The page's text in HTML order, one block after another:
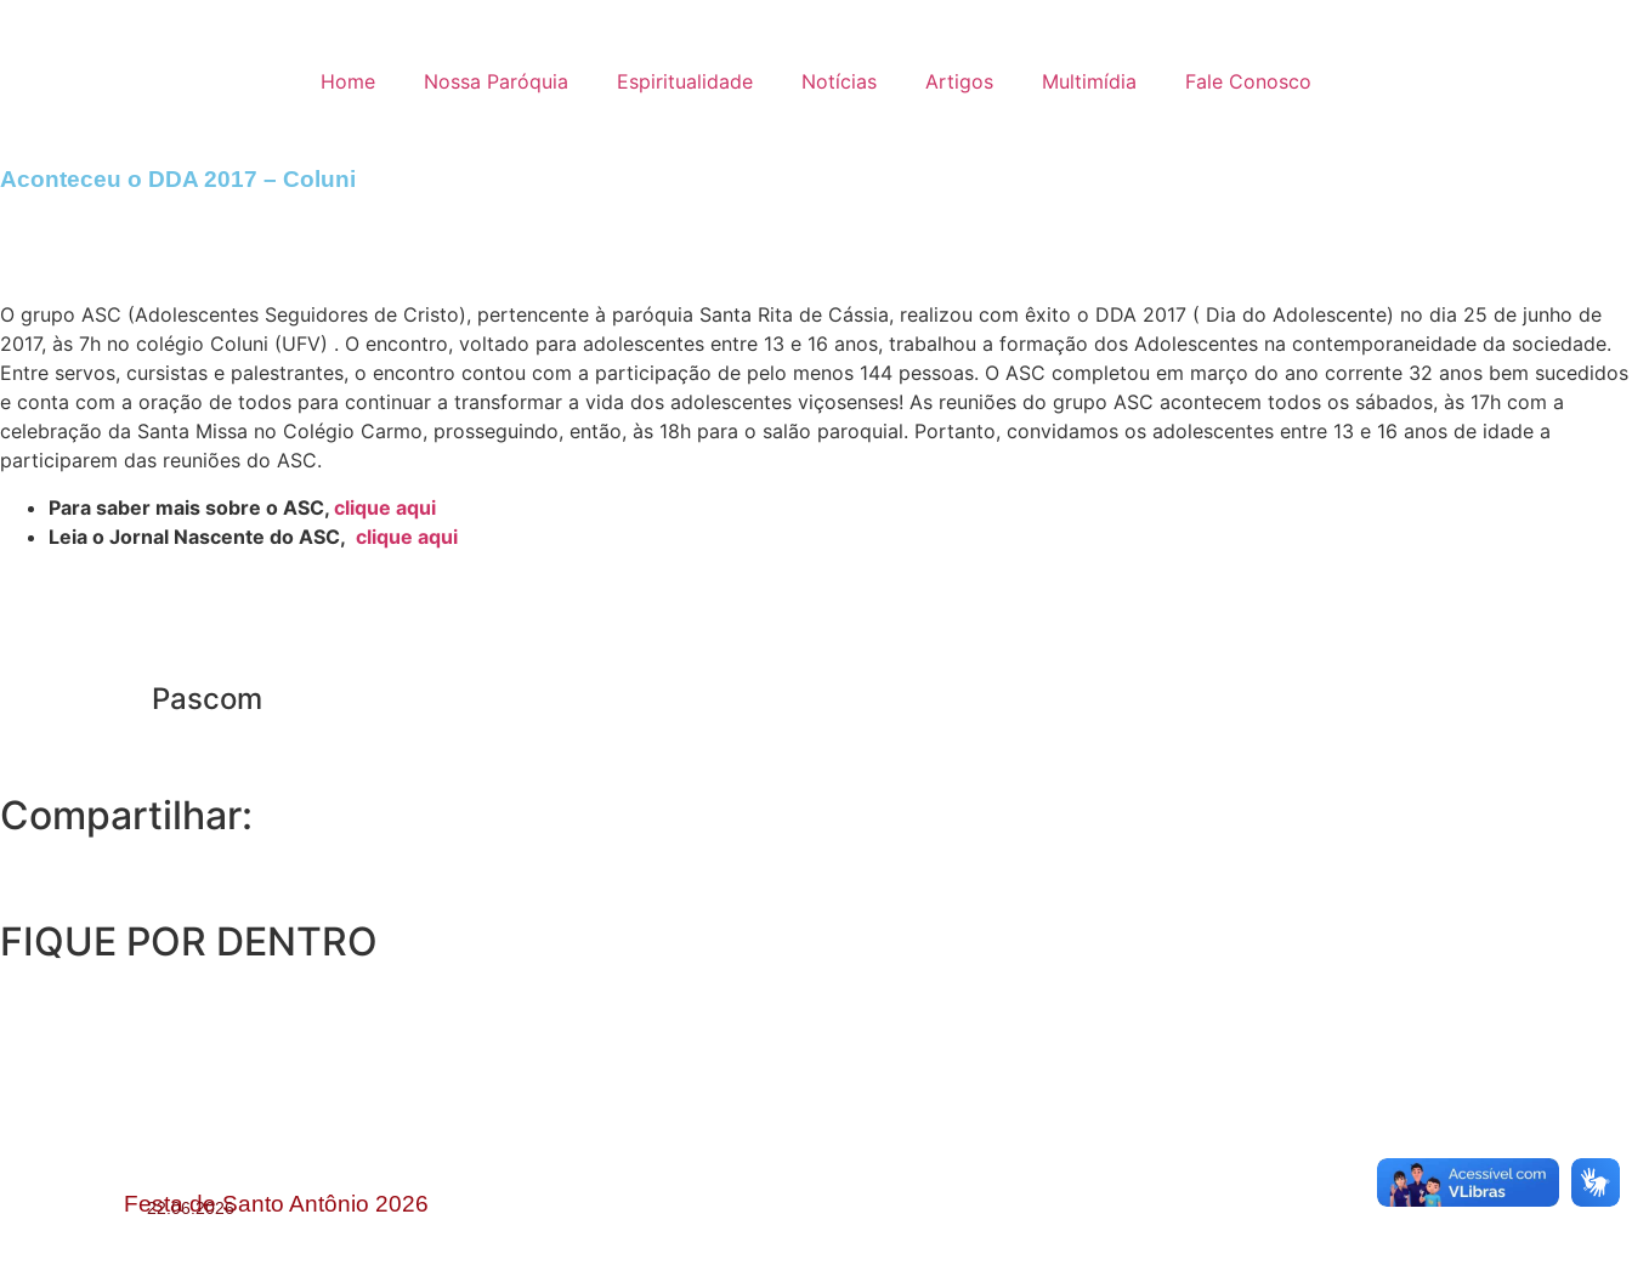
Home Nossa Paróquia Espiritualidade Notícias Artigos Multimídia Fale Conosco
Aconteceu o DDA 2017 – Coluni
O grupo ASC (Adolescentes Seguidores de Cristo), pertencente à paróquia Santa Rita de Cássia, realizou com êxito o DDA 2017 ( Dia do Adolescente) no dia 25 de junho de
2017, às 7h no colégio Coluni (UFV) . O encontro, voltado para adolescentes entre 13 e 16 anos, trabalhou a formação dos Adolescentes na contemporaneidade da sociedade.
Entre servos, cursistas e palestrantes, o encontro contou com a participação de pelo menos 144 pessoas. O ASC completou em março do ano corrente 32 anos bem sucedidos
e conta com a oração de todos para continuar a transformar a vida dos adolescentes viçosenses! As reuniões do grupo ASC acontecem todos os sábados, às 17h com a
celebração da Santa Missa no Colégio Carmo, prosseguindo, então, às 18h para o salão paroquial. Portanto, convidamos os adolescentes entre 13 e 16 anos de idade a
participarem das reuniões do ASC.
Para saber mais sobre o ASC, clique aqui
Leia o Jornal Nascente do ASC, clique aqui
Pascom
Compartilhar:
FIQUE POR DENTRO
Festa de Santo Antônio 2026
22.06.2026